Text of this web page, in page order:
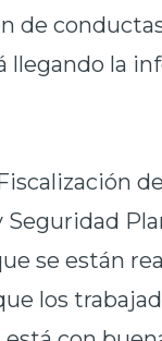
de
llegando la
se están
los